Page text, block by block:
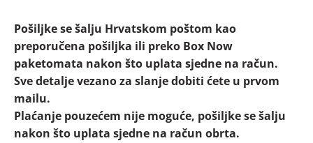
Pošiljke se šalju Hrvatskom poštom kao
preporučena pošiljka ili preko Box Now
paketomata nakon što uplata sjedne na račun.
Sve detalje vezano za slanje dobiti ćete u prvom
mailu.
Plaćanje pouzećem nije moguće, pošiljke se šalju
nakon što uplata sjedne na račun obrta.